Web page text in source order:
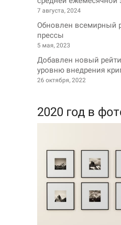
7 августа, 2024
Обновлен всемирный
прессы
5 мая, 2023
Добавлен новый
уровню внедрения
26 октября, 2022
2020 год в